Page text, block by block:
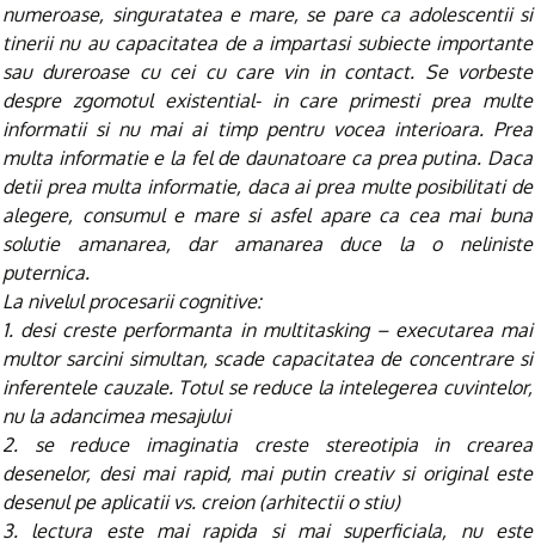
numeroase, singuratatea e mare, se pare ca adolescentii si
tinerii nu au capacitatea de a impartasi subiecte importante
sau dureroase cu cei cu care vin in contact. Se vorbeste
despre zgomotul existential- in care primesti prea multe
informatii si nu mai ai timp pentru vocea interioara. Prea
multa informatie e la fel de daunatoare ca prea putina. Daca
detii prea multa informatie, daca ai prea multe posibilitati de
alegere, consumul e mare si asfel apare ca cea mai buna
solutie amanarea, dar amanarea duce la o neliniste
puternica.
La nivelul procesarii cognitive:
1. desi creste performanta in multitasking – executarea mai
multor sarcini simultan, scade capacitatea de concentrare si
inferentele cauzale. Totul se reduce la intelegerea cuvintelor,
nu la adancimea mesajului
2. se reduce imaginatia creste stereotipia in crearea
desenelor, desi mai rapid, mai putin creativ si original este
desenul pe aplicatii vs. creion (arhitectii o stiu)
3. lectura este mai rapida si mai superficiala, nu este